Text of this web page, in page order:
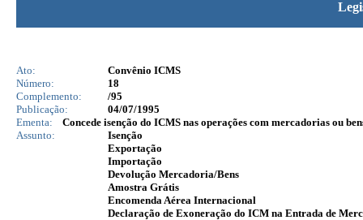
Ato:
Convênio ICMS
Número:
18
Complemento:
/95
Publicação:
04/07/1995
Ementa:
Concede isenção do ICMS nas operações com mercadorias ou
Assunto:
Isenção
Exportação
Importação
Devolução Mercadoria/Bens
Amostra Grátis
Encomenda Aérea Internacional
Declaração de Exoneração do ICM na Entrada de